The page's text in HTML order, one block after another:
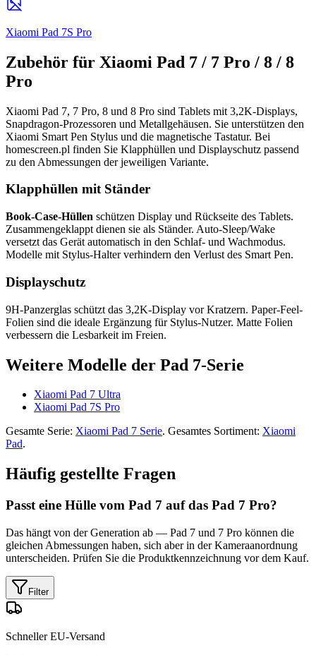
Xiaomi Pad 7S Pro
Zubehör für Xiaomi Pad 7 / 7 Pro / 8 / 8
Pro
Xiaomi Pad 7, 7 Pro, 8 und 8 Pro sind Tablets mit 3,2K-Displays,
Snapdragon-Prozessoren und Metallgehäusen. Sie unterstützen den
Xiaomi Smart Pen Stylus und die magnetische Tastatur. Bei
homescreen.pl finden Sie Klapphüllen und Displayschutz passend
zu den Abmessungen der jeweiligen Variante.
Klapphüllen mit Ständer
Book-Case-Hüllen schützen Display und Rückseite des Tablets.
Zusammengeklappt dienen sie als Ständer. Auto-Sleep/Wake
versetzt das Gerät automatisch in den Schlaf- und Wachmodus.
Modelle mit Stylus-Halter verhindern den Verlust des Smart Pen.
Displayschutz
9H-Panzerglas schützt das 3,2K-Display vor Kratzern. Paper-Feel-
Folien sind die ideale Ergänzung für Stylus-Nutzer. Matte Folien
verbessern die Lesbarkeit im Freien.
Weitere Modelle der Pad 7-Serie
Xiaomi Pad 7 Ultra
Xiaomi Pad 7S Pro
Gesamte Serie: Xiaomi Pad 7 Serie. Gesamtes Sortiment: Xiaomi
Pad.
Häufig gestellte Fragen
Passt eine Hülle vom Pad 7 auf das Pad 7 Pro?
Das hängt von der Generation ab — Pad 7 und 7 Pro können die
gleichen Abmessungen haben, sich aber in der Kameraanordnung
unterscheiden. Prüfen Sie die Produktkennzeichnung vor dem Kauf.
Filter
Schneller EU-Versand